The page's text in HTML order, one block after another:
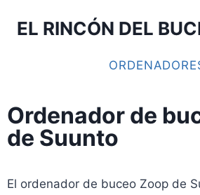
EL RINCÓN DEL
Ordenador de
de Suunto
El ordenador de buceo Zoop de